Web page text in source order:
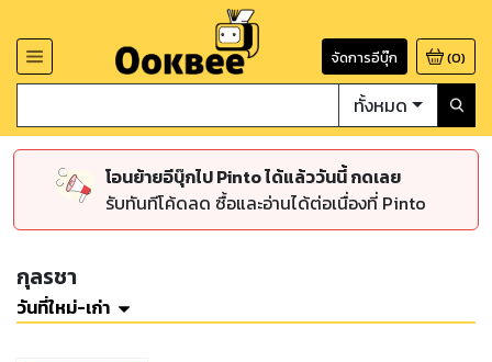
จัดการอีบุ๊ก (0)
ทั้งหมด
โอนย้ายอีบุ๊กไป Pinto ได้แล้ววันนี้ กดเลย
รับทันทีโค้ดลด ซื้อและอ่านได้ต่อเนื่องที่ Pinto
กุลรชา
วันที่ใหม่-เก่า